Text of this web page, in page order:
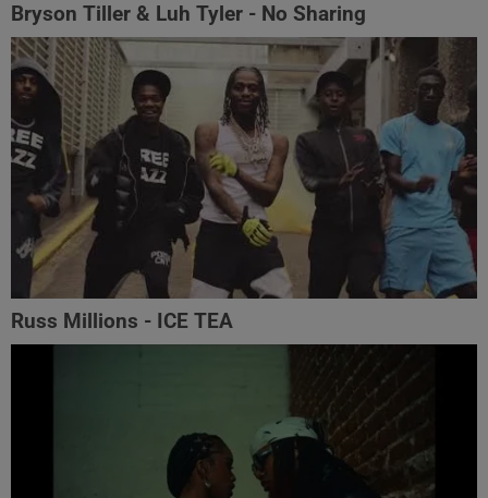
Bryson Tiller & Luh Tyler - No Sharing
Russ Millions - ICE TEA